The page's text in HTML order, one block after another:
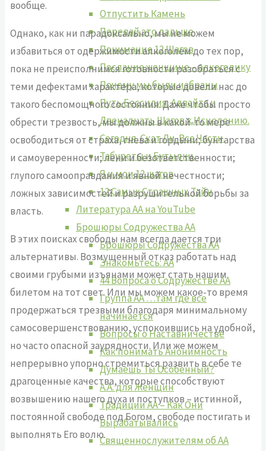
Отпустить Камень
Передай это дальше
Понимание 12 Шагов
Послание женщине – алкоголику
Почему мы были избраны
Путь Бессилия. Адвайта и
Двенадцать Шагов к Исцелению.
Сегодня. Скат Ли. Все Части.
Табуреты и Бутылки.
Я и мои 12 шагов
12 Самых Страшных Тайн
Литература АА на YouTube
Брошюры Содружества АА
Брошюры Содружества АА
Знакомьтесь: АА
44 Вопроса о Содружестве АА
Группа АА …там где все
начинается
Вопросы о Наставничестве
Как понимать Анонимность
Думаешь Ты Особенный?
А.А. для Женщин
Традиции АА – Как Они
Вырабатывались
Священнослужителям об АА
вообще.
Однако, как ни парадоксально, мы не можем
избавиться от одержимости алкоголем до тех пор,
пока не преисполнимся готовности разобраться с
теми дефектами характера, которые довели нас до
такого беспомощного состояния. Даже чтобы просто
обрести трезвость, мы должны в какой-то мере
освободиться от страха, гнева и гордыни; бунтарства
и самоуверенности; лени и безответственности;
глупого самооправдания и явной нечестности;
ложных зависимостей и разрушительной борьбы за
власть.
В этих поисках свободы нам всегда дается три
альтернативы. Возмущенный отказ работать над
своими грубыми изъянами может стать нашим
билетом на тот свет. Или мы можем какое-то время
продержаться трезвыми благодаря минимальному
самосовершенствованию, успокоившись на удобной,
но часто опасной заурядности. Или же можем
непрерывно упорно стремиться развить в себе те
драгоценные качества, которые способствуют
возвышению нашего духа и поступков – истинной,
постоянной свободе под Богом, свободе постигать и
выполнять Его волю.